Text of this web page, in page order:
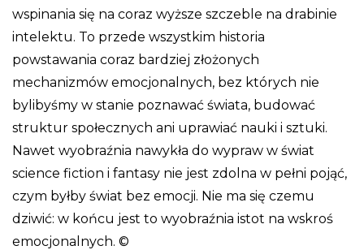
wspinania się na coraz wyższe szczeble na drabinie
intelektu. To przede wszystkim historia
powstawania coraz bardziej złożonych
mechanizmów emocjonalnych, bez których nie
bylibyśmy w stanie poznawać świata, budować
struktur społecznych ani uprawiać nauki i sztuki.
Nawet wyobraźnia nawykła do wypraw w świat
science fiction i fantasy nie jest zdolna w pełni pojąć,
czym byłby świat bez emocji. Nie ma się czemu
dziwić: w końcu jest to wyobraźnia istot na wskroś
emocjonalnych. ©